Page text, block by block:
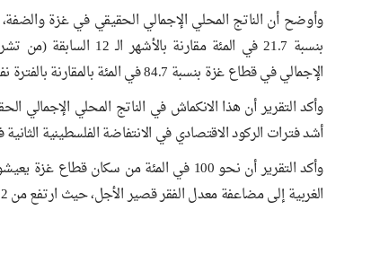
الإجمالي في قطاع غزة بنسبة 84.7 في المئة بالمقارنة بالفترة نفسها.
وأكد التقرير أن هذا الانكماش في الناتج المحلي
أشد فترات الركود الاقتصادي في الانتفاضة الفلسطينية الثانية في العام 2001 حيث كان قد انخفض بنسبة
وأكد التقرير أن نحو 100 في المئة من
الغربية إلى مضاعفة معدل الفقر قصير الأجل، حيث ارتفع من 12 في المئة في العام 2023 إلى 28 في المئة بحلول منتصف العام 2024.